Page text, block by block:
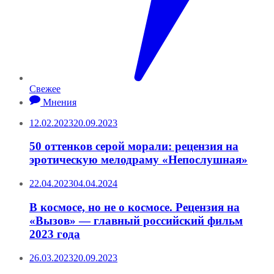
Свежее
Мнения
12.02.202320.09.2023
50 оттенков серой морали: рецензия на
эротическую мелодраму «Непослушная»
22.04.202304.04.2024
В космосе, но не о космосе. Рецензия на
«Вызов» — главный российский фильм
2023 года
26.03.202320.09.2023